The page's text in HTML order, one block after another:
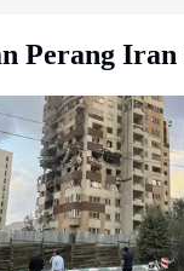
Perang Iran